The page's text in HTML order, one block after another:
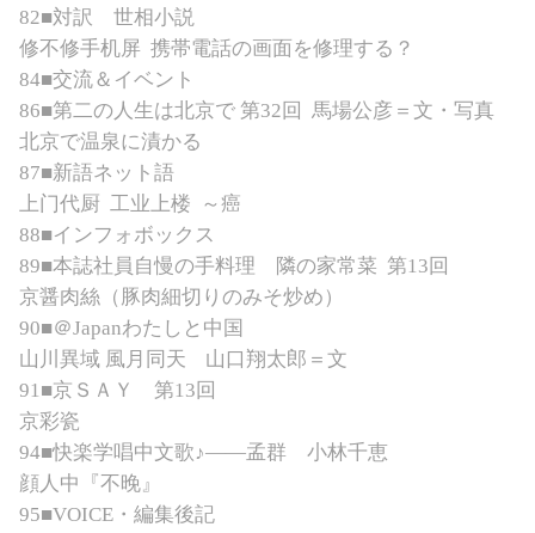
82■対訳 世相小説
修不修手机屏 携帯電話の画面を修理する？
84■交流＆イベント
86■第二の人生は北京で 第32 回 馬場公彦＝文・写真
北京で温泉に漬かる
87■新語ネット語
上门代厨 工业上楼 ～癌
88■インフォボックス
89■本誌社員自慢の手料理 隣の家常菜 第13回
京醤肉絲（豚肉細切りのみそ炒め）
90■＠Japanわたしと中国
山川異域 風月同天
山口翔太郎＝文
91■京ＳＡＹ 第13 回
京彩瓷
94■快楽学唱中文歌♪――孟群 小林千恵
顔人中
『不晚』
95■VOICE ・編集後記